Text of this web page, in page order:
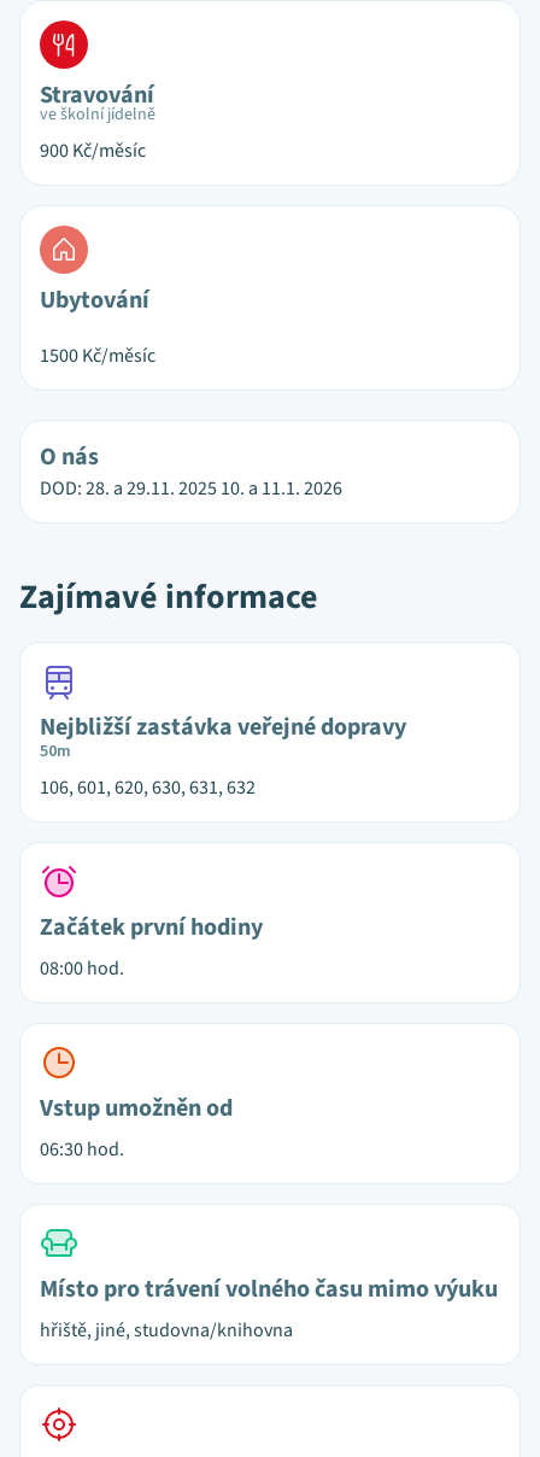
Stravování
ve školní jídelně
900Kč/měsíc
Ubytování
1500Kč/měsíc
O nás
DOD: 28. a 29.11. 2025 10. a 11.1. 2026
Zajímavé informace
Nejbližší zastávka veřejné dopravy
50m
106, 601, 620, 630, 631, 632
Začátek první hodiny
08:00 hod.
Vstup umožněn od
06:30 hod.
Místo pro trávení volného času mimo výuku
hřiště, jiné, studovna/knihovna